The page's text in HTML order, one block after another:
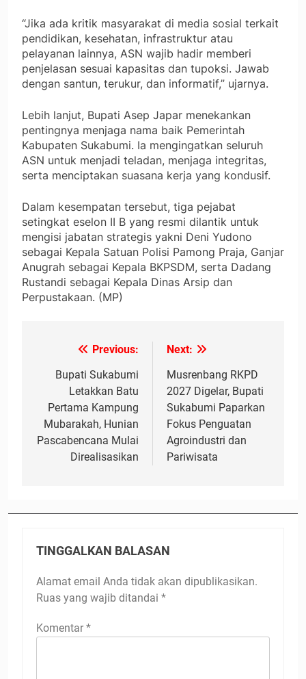
“Jika ada kritik masyarakat di media sosial terkait
pendidikan, kesehatan, infrastruktur atau
pelayanan lainnya, ASN wajib hadir memberi
penjelasan sesuai kapasitas dan tupoksi. Jawab
dengan santun, terukur, dan informatif,” ujarnya.
Lebih lanjut, Bupati Asep Japar menekankan
pentingnya menjaga nama baik Pemerintah
Kabupaten Sukabumi. Ia mengingatkan seluruh
ASN untuk menjadi teladan, menjaga integritas,
serta menciptakan suasana kerja yang kondusif.
Dalam kesempatan tersebut, tiga pejabat
setingkat eselon II B yang resmi dilantik untuk
mengisi jabatan strategis yakni Deni Yudono
sebagai Kepala Satuan Polisi Pamong Praja, Ganjar
Anugrah sebagai Kepala BKPSDM, serta Dadang
Rustandi sebagai Kepala Dinas Arsip dan
Perpustakaan. (MP)
Navigasi
pos
Previous:
Bupati Sukabumi
Letakkan Batu
Pertama Kampung
Mubarakah, Hunian
Pascabencana Mulai
Direalisasikan
Next:
Musrenbang RKPD
2027 Digelar, Bupati
Sukabumi Paparkan
Fokus Penguatan
Agroindustri dan
Pariwisata
TINGGALKAN BALASAN
Alamat email Anda tidak akan dipublikasikan.
Ruas yang wajib ditandai *
Komentar *